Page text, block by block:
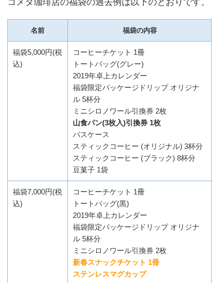
名前 福袋の内容
福袋5,000円(税
込)
コーヒーチケット 1冊
トートバッグ(グレー)
2019年卓上カレンダー
福袋限定パッケージドリップ オリジナ
ル 5杯分
ミニシロノワール引換券 2枚
山食パン(3枚入)引換券 1枚
パスケース
スティックコーヒー (オリジナル) 3杯分
スティックコーヒー (ブラック) 8杯分
豆菓子 1袋
福袋7,000円(税
込)
コーヒーチケット 1冊
トートバッグ(黒)
2019年卓上カレンダー
福袋限定パッケージドリップ オリジナ
ル 5杯分
ミニシロノワール引換券 2枚
新春スナックチケット 1冊
ステンレスマグカップ